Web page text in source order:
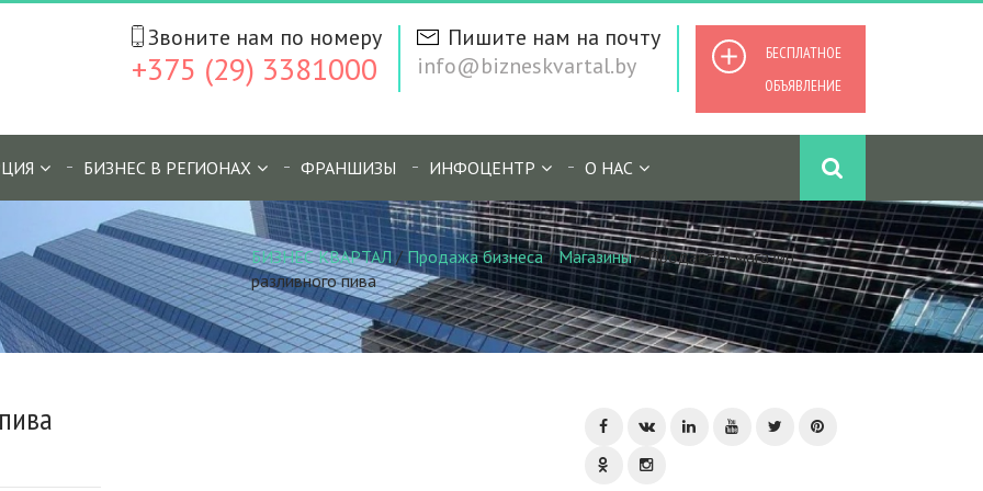
БЕСПЛАТНОЕ
ОБЪЯВЛЕНИЕ
Пишите нам на почту
info@bizneskvartal.by
Звоните нам по номеру
+375 (29) 3381000
БИЗНЕС В РЕГИОНАХ ФРАНШИЗЫ ИНФОЦЕНТР О НАС
БИЗНЕС КВАРТАЛ / Продажа бизнеса/Магазины/Продаётся магазин
разливного пива